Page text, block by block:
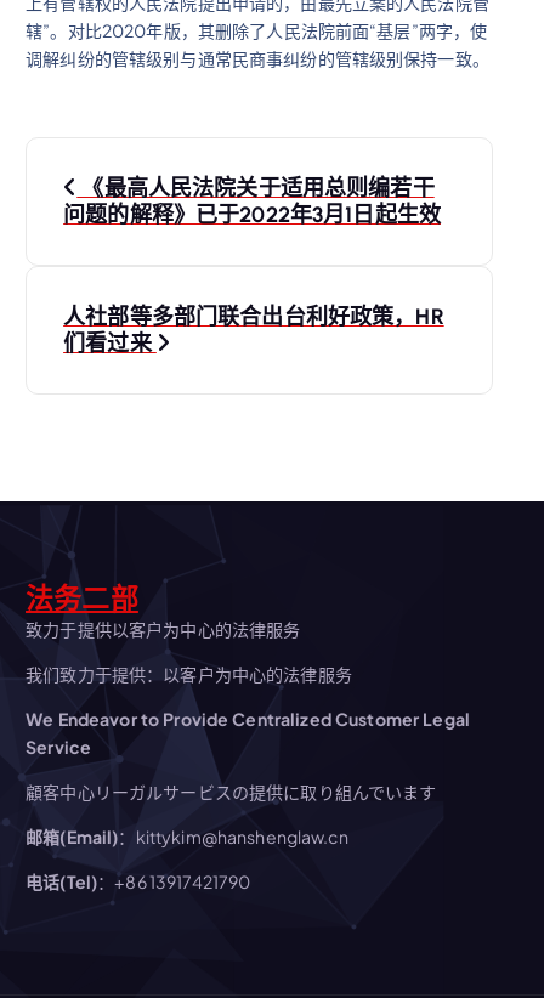
辖”。对比2020年版，其删除了人民法院前面“基层”两字，使
调解纠纷的管辖级别与通常民商事纠纷的管辖级别保持一致。
文
章
航
《最高人民法院关于适用总则编若干
问题的解释》已于2022年3月1日起生效
人社部等多部门联合出台利好政策，HR
们看过来
法务二部
致力于提供以客户为中心的法律服务
我们致力于提供：以客户为中心的法律服务
We Endeavor to Provide Centralized Customer Legal
Service
顧客中心リーガルサービスの提供に取り組んでいます
邮箱(Email)：kittykim@hanshenglaw.cn
电话(Tel)：+86 13917421790